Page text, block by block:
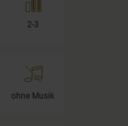
2-3
ohne Musik